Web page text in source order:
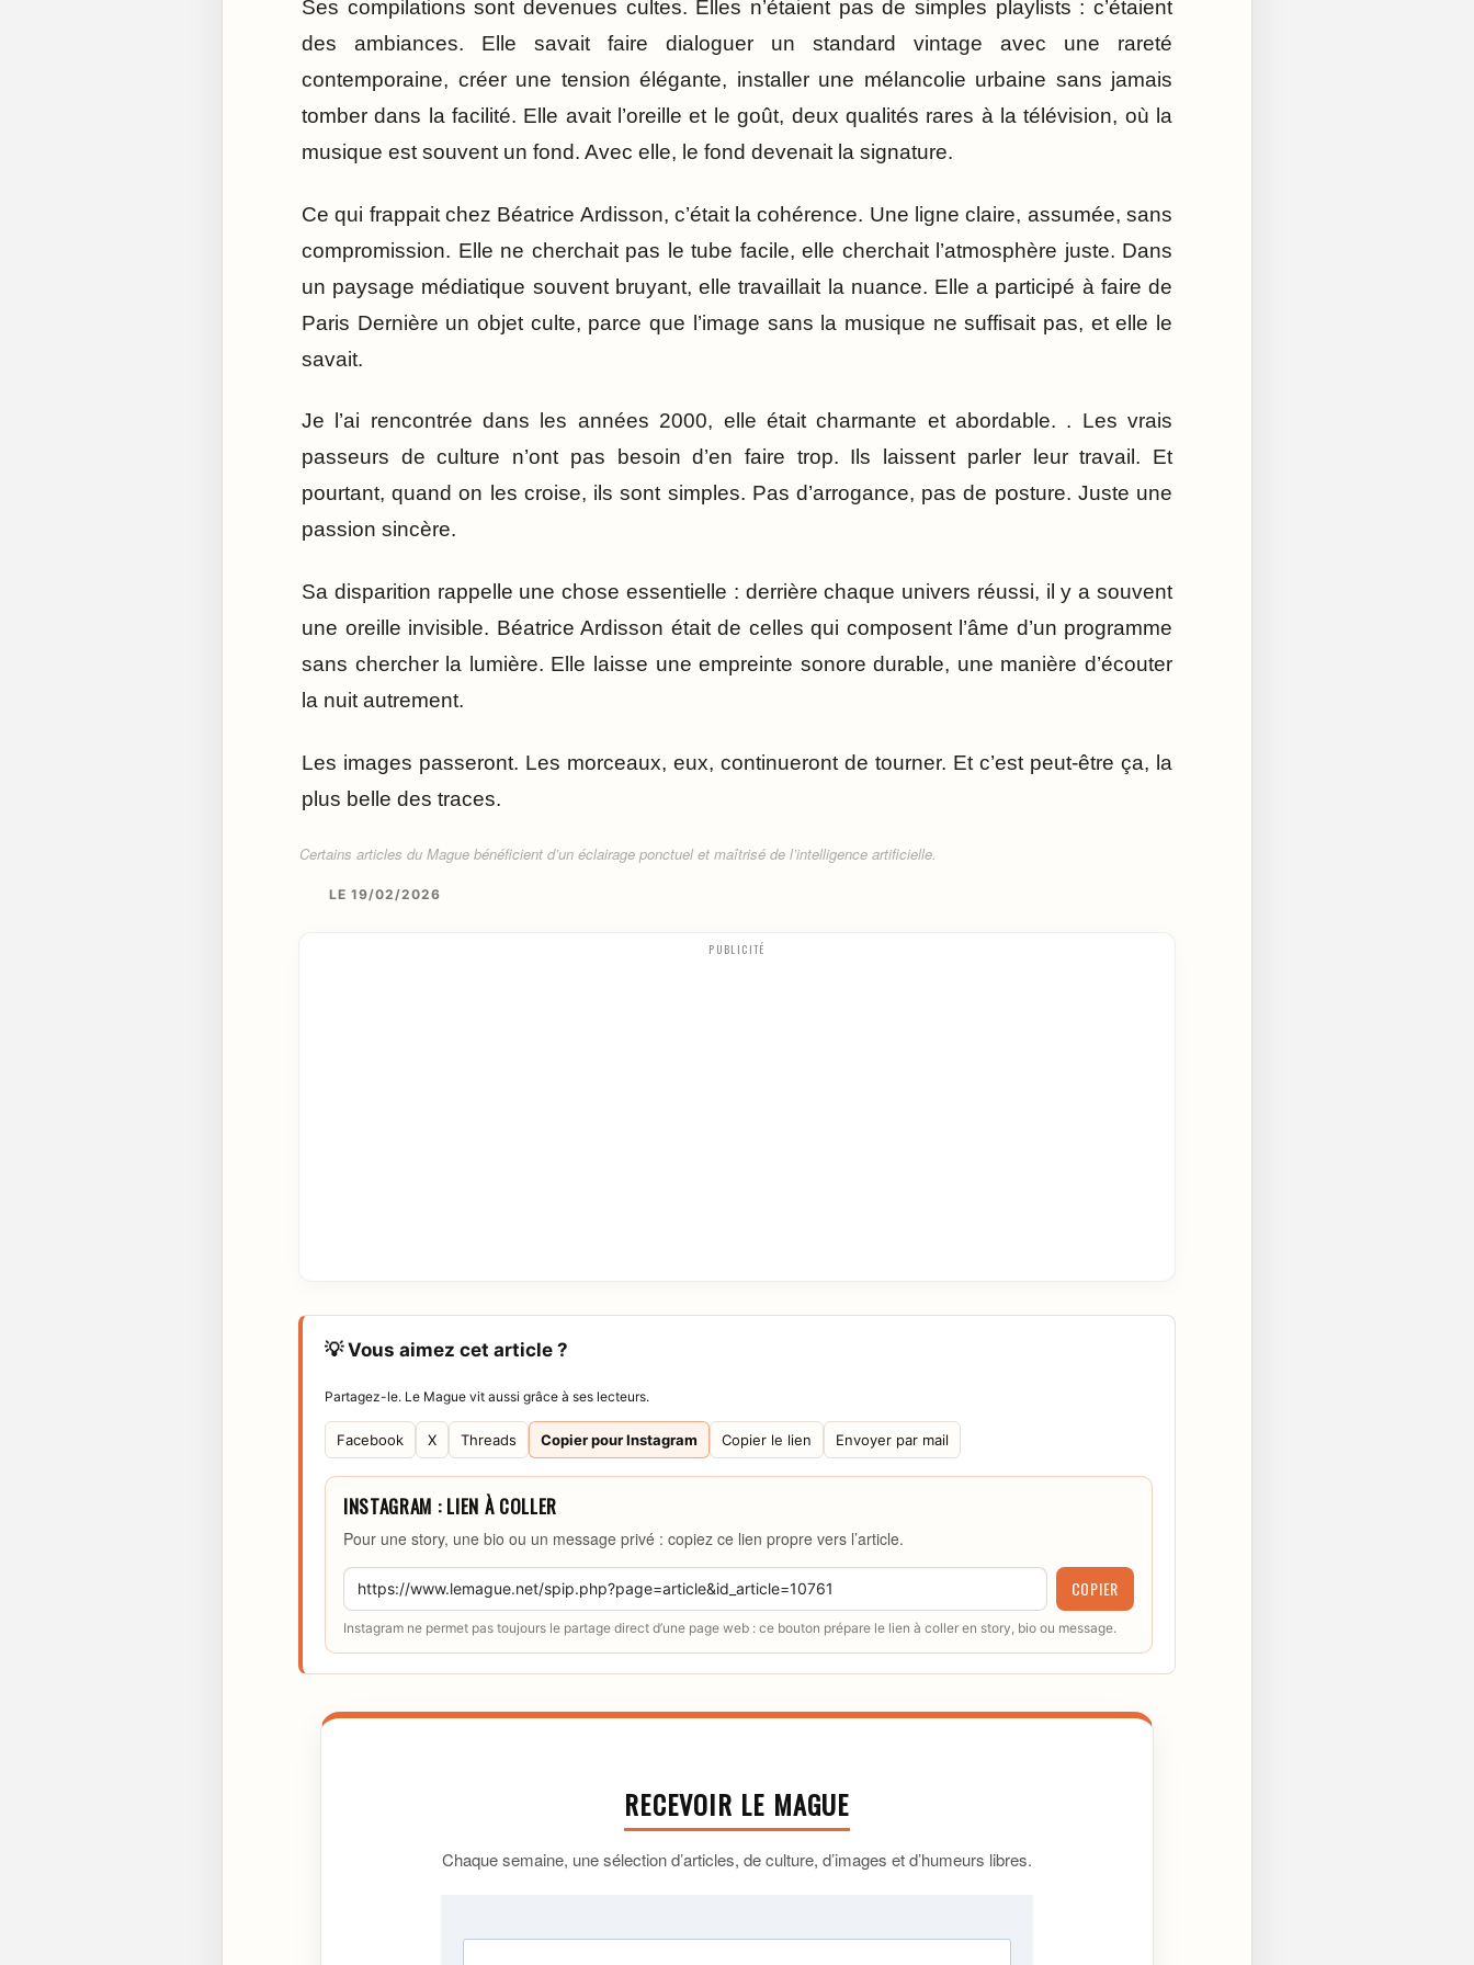
Ses compilations sont devenues cultes. Elles n’étaient pas de simples playlists : c’étaient
des ambiances. Elle savait faire dialoguer un standard vintage avec une rareté
contemporaine, créer une tension élégante, installer une mélancolie urbaine sans jamais
tomber dans la facilité. Elle avait l’oreille et le goût, deux qualités rares à la télévision, où la
musique est souvent un fond. Avec elle, le fond devenait la signature.
Ce qui frappait chez Béatrice Ardisson, c’était la cohérence. Une ligne claire, assumée, sans
compromission. Elle ne cherchait pas le tube facile, elle cherchait l’atmosphère juste. Dans
un paysage médiatique souvent bruyant, elle travaillait la nuance. Elle a participé à faire de
Paris Dernière un objet culte, parce que l’image sans la musique ne suffisait pas, et elle le
savait.
Je l’ai rencontrée dans les années 2000, elle était charmante et abordable. . Les vrais
passeurs de culture n’ont pas besoin d’en faire trop. Ils laissent parler leur travail. Et
pourtant, quand on les croise, ils sont simples. Pas d’arrogance, pas de posture. Juste une
passion sincère.
Sa disparition rappelle une chose essentielle : derrière chaque univers réussi, il y a souvent
une oreille invisible. Béatrice Ardisson était de celles qui composent l’âme d’un programme
sans chercher la lumière. Elle laisse une empreinte sonore durable, une manière d’écouter
la nuit autrement.
Les images passeront. Les morceaux, eux, continueront de tourner. Et c’est peut-être ça, la
plus belle des traces.
Certains articles du Mague bénéficient d’un éclairage ponctuel et maîtrisé de l’intelligence artificielle.
LE 19/02/2026
PUBLICITÉ
💡 Vous aimez cet article ?
Partagez-le. Le Mague vit aussi grâce à ses lecteurs.
Facebook X Threads Copier pour Instagram Copier le lien Envoyer par mail
INSTAGRAM : LIEN À COLLER
Pour une story, une bio ou un message privé : copiez ce lien propre vers l’article.
COPIER
Instagram ne permet pas toujours le partage direct d’une page web : ce bouton prépare le lien à coller en story, bio ou message.
RECEVOIR LE MAGUE
Chaque semaine, une sélection d’articles, de culture, d’images et d’humeurs libres.